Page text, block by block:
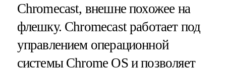
Chromecast, внешне похожее на
флешку. Chromecast работает под
управлением операционной
системы Chrome OS и позволяет